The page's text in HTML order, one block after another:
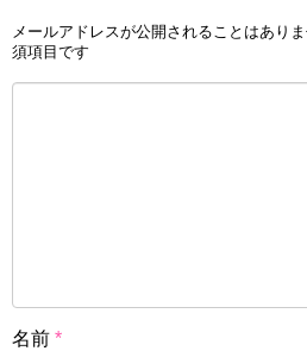
メールアドレスが公開されることはありま
須項目です
名前 *